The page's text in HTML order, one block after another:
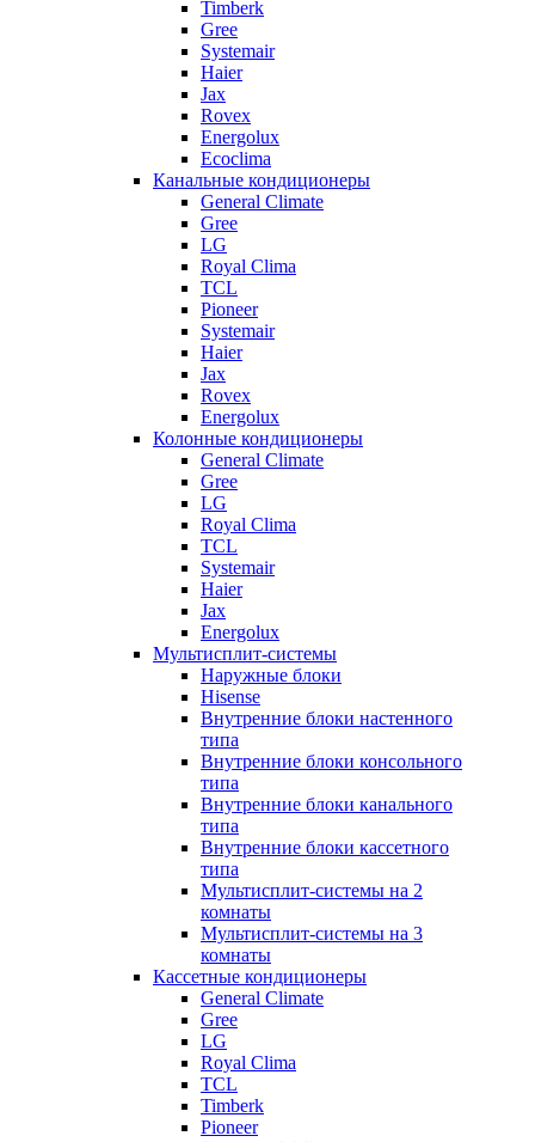
Timberk
Gree
Systemair
Haier
Jax
Rovex
Energolux
Ecoclima
Канальные кондиционеры
General Climate
Gree
LG
Royal Clima
TCL
Pioneer
Systemair
Haier
Jax
Rovex
Energolux
Колонные кондиционеры
General Climate
Gree
LG
Royal Clima
TCL
Systemair
Haier
Jax
Energolux
Мультисплит-системы
Наружные блоки
Hisense
Внутренние блоки настенного
типа
Внутренние блоки консольного
типа
Внутренние блоки канального
типа
Внутренние блоки кассетного
типа
Мультисплит-системы на 2
комнаты
Мультисплит-системы на 3
комнаты
Кассетные кондиционеры
General Climate
Gree
LG
Royal Clima
TCL
Timberk
Pioneer